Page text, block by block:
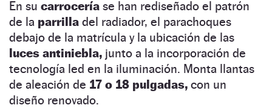
En su carrocería se han rediseñado el patrón
de la parrilla del radiador, el parachoques
debajo de la matrícula y la ubicación de las
luces antiniebla, junto a la incorporación de
tecnología led en la iluminación. Monta llantas
de aleación de 17 o 18 pulgadas, con un
diseño renovado.